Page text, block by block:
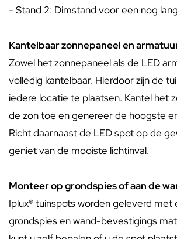
- Stand 2: Dimstand voor een nog
Kantelbaar zonnepaneel en
Zowel het zonnepaneel als de LED
volledig kantelbaar. Hierdoor zijn de
iedere locatie te plaatsen. Kantel het
de zon toe en genereer de hoogste
Richt daarnaast de LED spot op de
geniet van de mooiste lichtinval.
Monteer op grondspies of aan de
Iplux® tuinspots worden geleverd met
grondspies en wand-bevestigings